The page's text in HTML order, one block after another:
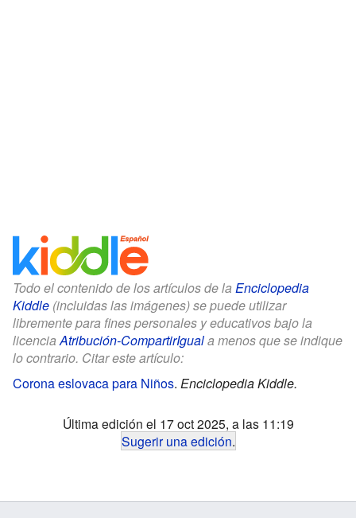
Todo el contenido de los artículos de la Enciclopedia
Kiddle (incluidas las imágenes) se puede utilizar
libremente para fines personales y educativos bajo la
licenciaAtribución-CompartirIguala menos que se indique
lo contrario. Citar este artículo:
Corona eslovaca para Niños. Enciclopedia Kiddle.
Última edición el 17 oct 2025, a las 11:19
Sugerir una edición.